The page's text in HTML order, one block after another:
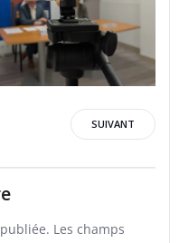
SUIVANT
Les champs